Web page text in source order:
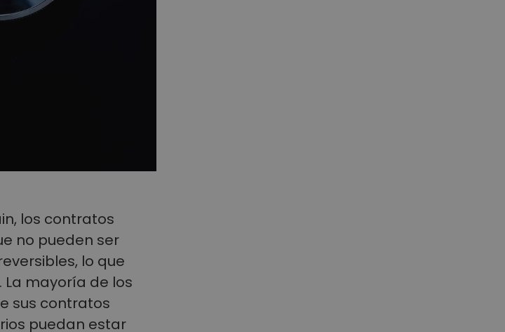
los contratos
no pueden ser
lo que
mayoría de los
sus contratos
puedan estar